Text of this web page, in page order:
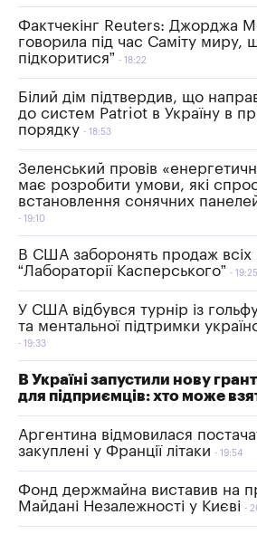
Фактчекінг Reuters: Джорджа
говорила під час Саміту миру,
підкоритися”
18:22
Білий дім підтвердив, що
до систем Patriot в Україну в
порядку
18:53
Зеленський провів
має розробити умови, які
встановлення сонячних
19:10
В США заборонять продаж всіх
“Лабораторії Касперського”
19:25
У США відбувся турнір із гольфу
та ментальної підтримки
19:33
В Україні запустили нову
для підприємців: хто може
Аргентина відмовилася
закуплені у Франції літаки
19:54
Фонд держмайна виставив на
Майдані Незалежності у Києві